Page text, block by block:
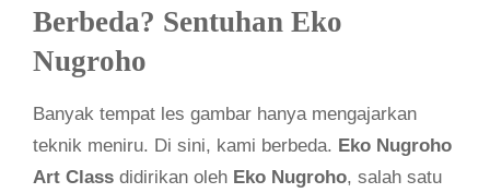
Berbeda? Sentuhan Eko
Nugroho
Banyak tempat les gambar hanya mengajarkan
teknik meniru. Di sini, kami berbeda. Eko Nugroho
Art Class didirikan oleh Eko Nugroho, salah satu